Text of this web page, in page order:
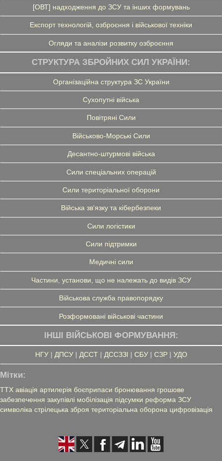
[ОВТ] надходження до ЗСУ та інших формувань
Експорт технологій, озброєння і військової техніки
Огляди та аналізи розвитку озброєння
СТРУКТУРА ЗБРОЙНИХ СИЛ УКРАЇНИ:
Організаційна структура ЗС України
Сухопутні війська
Повітряні Сили
Військово-Морські Сили
Десантно-штурмові війська
Сили спеціальних операцій
Сили територіальної оборони
Війська зв'язку та кібербезпеки
Сили логістики
Сили підтримки
Медичні сили
Частини, установи, що не належать до видів ЗСУ
Військова служба правопорядку
Розформовані військові частини
ІНШІ ВІЙСЬКОВІ ФОРМУВАННЯ:
НГУ| ДПСУ| ДССТ| ДССЗЗІ | СБУ| СЗР| УДО
Мітки:
ТТХ авіація артилерія боєприпаси бронювання грошове
забезпечення закупівлі мобілізація підсумки реформа ЗСУ
символіка стрілецька зброя територіальна оборона цифровізація